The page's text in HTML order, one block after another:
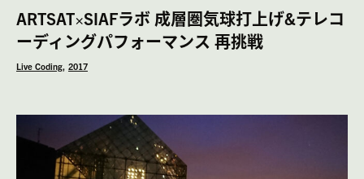
ARTSAT×SIAFラボ 成層圏気球打上げ&テレコ
ーディングパフォーマンス 再挑戦
Live Coding 2017